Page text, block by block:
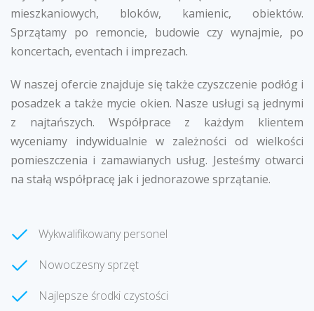
mieszkaniowych, bloków, kamienic, obiektów.
Sprzątamy po remoncie, budowie czy wynajmie, po
koncertach, eventach i imprezach.
W naszej ofercie znajduje się także czyszczenie podłóg i
posadzek a także mycie okien. Nasze usługi są jednymi
z najtańszych. Współprace z każdym klientem
wyceniamy indywidualnie w zależności od wielkości
pomieszczenia i zamawianych usług. Jesteśmy otwarci
na stałą współpracę jak i jednorazowe sprzątanie.
Wykwalifikowany personel
Nowoczesny sprzęt
Najlepsze środki czystości